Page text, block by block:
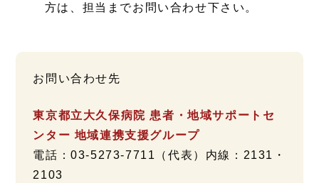
方は、担当までお問い合わせ下さい。
お問い合わせ先
東京都立大久保病院 患者・地域サポートセ
ンター 地域連携支援グループ
電話：03-5273-7711（代表）内線：2131・
2103